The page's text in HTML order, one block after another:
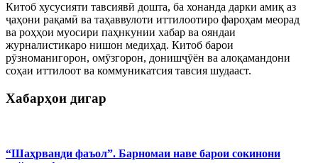
Китоб хусусияти тавсиявӣ дошта, ба хонанда дарки амиқ аз
ҷаҳони рақамӣ ва таҳаввулоти иттилоотиро фароҳам меорад
ва роҳҳои муосири паҳнкунии хабар ва ояндаи
журналистикаро нишон медиҳад. Китоб барои
рӯзноманигорон, омӯзгорон, донишҷӯён ва алоқамандони
соҳаи иттилоот ва коммуникатсия тавсия шудааст.
Хабарҳои дигар
“Шаҳрванди фаъол”. Барномаи наве барои сокинони